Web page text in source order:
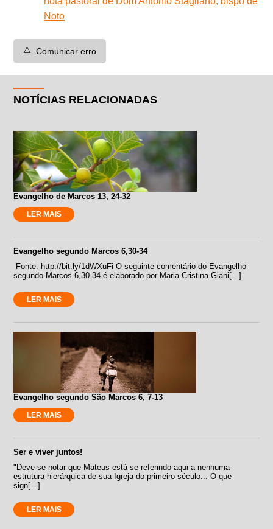
Noto
⚠️ Comunicar erro
NOTÍCIAS RELACIONADAS
Evangelho de Marcos 13, 24-32
LER MAIS
Evangelho segundo Marcos 6,30-34
Fonte: http://bit.ly/1dWXuFi O seguinte comentário do Evangelho
segundo Marcos 6,30-34 é elaborado por Maria Cristina Giani[...]
LER MAIS
Evangelho segundo São Marcos 6, 7-13
LER MAIS
Ser e viver juntos!
"Deve-se notar que Mateus está se referindo aqui a nenhuma
estrutura hierárquica de sua Igreja do primeiro século... O que
sign[...]
LER MAIS